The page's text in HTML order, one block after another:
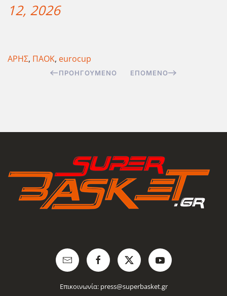
12, 2026
ΑΡΗΣ, ΠΑΟΚ, eurocup
ΠΡΟΗΓΟΎΜΕΝΟ ΕΠΌΜΕΝΟ
Επικοινωνία: press@superbasket.gr